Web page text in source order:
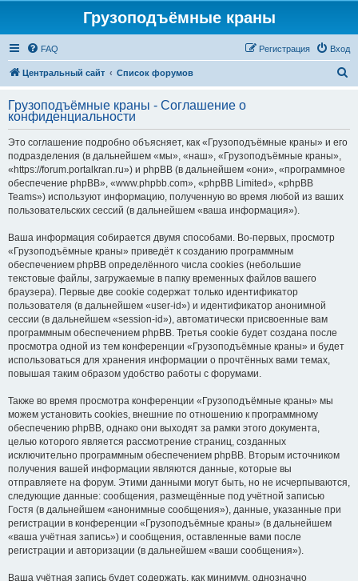
Грузоподъёмные краны
FAQ Вход
Регистрация
Центральный сайт Список форумов
с
Грузоподъёмные краны - Соглашение о
конфиденциальности
Это соглашение подробно объясняет, как «Грузоподъёмные краны» и его
подразделения (в дальнейшем «мы», «наш», «Грузоподъёмные краны»,
«https://forum.portalkran.ru») и phpBB (в дальнейшем «они», «программное
обеспечение phpBB», «www.phpbb.com», «phpBB Limited», «phpBB
Teams») используют информацию, полученную во время любой из ваших
пользовательских сессий (в дальнейшем «ваша информация»).
Ваша информация собирается двумя способами. Во-первых, просмотр
«Грузоподъёмные краны» приведёт к созданию программным
обеспечением phpBB определённого числа cookies (небольшие
текстовые файлы, загружаемые в папку временных файлов вашего
браузера). Первые две cookie содержат только идентификатор
пользователя (в дальнейшем «user-id») и идентификатор анонимной
сессии (в дальнейшем «session-id»), автоматически присвоенные вам
программным обеспечением phpBB. Третья cookie будет создана после
просмотра одной из тем конференции «Грузоподъёмные краны» и будет
использоваться для хранения информации о прочтённых вами темах,
повышая таким образом удобство работы с форумами.
Также во время просмотра конференции «Грузоподъёмные краны» мы
можем установить cookies, внешние по отношению к программному
обеспечению phpBB, однако они выходят за рамки этого документа,
целью которого является рассмотрение страниц, созданных
исключительно программным обеспечением phpBB. Вторым источником
получения вашей информации являются данные, которые вы
отправляете на форум. Этими данными могут быть, но не исчерпываются,
следующие данные: сообщения, размещённые под учётной записью
Гостя (в дальнейшем «анонимные сообщения»), данные, указанные при
регистрации в конференции «Грузоподъёмные краны» (в дальнейшем
«ваша учётная запись») и сообщения, оставленные вами после
регистрации и авторизации (в дальнейшем «ваши сообщения»).
Ваша учётная запись будет содержать, как минимум, однозначно